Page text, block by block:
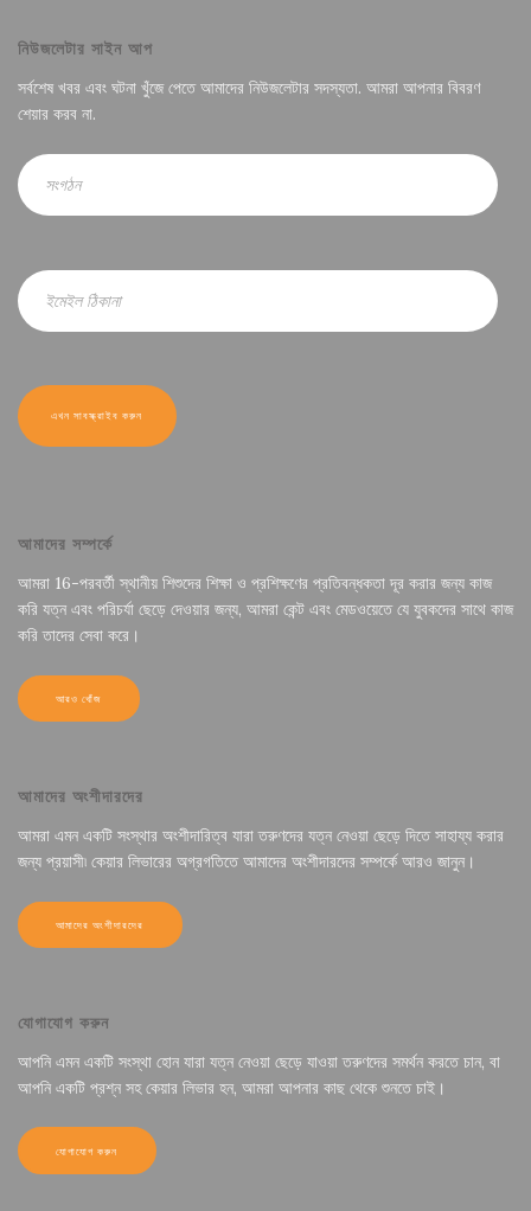
নিউজলেটার সাইন আপ
সর্বশেষ খবর এবং ঘটনা খুঁজে পেতে আমাদের নিউজলেটার সদস্যতা. আমরা আপনার বিবরণ
শেয়ার করব না.
আমাদের সম্পর্কে
আমরা 16-পরবর্তী স্থানীয় শিশুদের শিক্ষা ও প্রশিক্ষণের প্রতিবন্ধকতা দূর করার জন্য কাজ
করি যত্ন এবং পরিচর্যা ছেড়ে দেওয়ার জন্য, আমরা কেন্ট এবং মেডওয়েতে যে যুবকদের সাথে কাজ
করি তাদের সেবা করে।
আরও খোঁজ
আমাদের অংশীদারদের
আমরা এমন একটি সংস্থার অংশীদারিত্ব যারা তরুণদের যত্ন নেওয়া ছেড়ে দিতে সাহায্য করার
জন্য প্রয়াসী৷ কেয়ার লিভারের অগ্রগতিতে আমাদের অংশীদারদের সম্পর্কে আরও জানুন।
আমাদের অংশীদারদের
যোগাযোগ করুন
আপনি এমন একটি সংস্থা হোন যারা যত্ন নেওয়া ছেড়ে যাওয়া তরুণদের সমর্থন করতে চান, বা
আপনি একটি প্রশ্ন সহ কেয়ার লিভার হন, আমরা আপনার কাছ থেকে শুনতে চাই।
যোগাযোগ করুন